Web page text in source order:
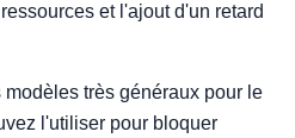
et l'ajout d'un retard
très généraux pour le
l'utiliser pour bloquer